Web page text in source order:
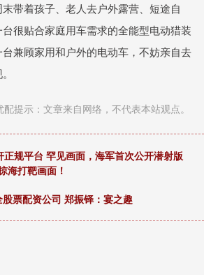
带着孩子、老人去户外露营、短途自
很贴合家庭用车需求的全能型电动猎装
兼顾家用和户外的电动车，不妨亲自去
配提示：文章来自网络，不代表本站观点。
正规平台 罕见画面，海军首次公开潜射版
海打靶画面！
票配资公司 郑振铎：宴之趣